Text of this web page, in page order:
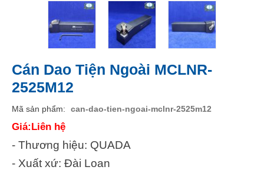
Cán Dao Tiện Ngoài MCLNR-
2525M12
Mã sản phẩm can-dao-tien-ngoai-mclnr-2525m12
Giá:Liên hệ
- Thương hiệu: QUADA
- Xuất xứ: Đài Loan